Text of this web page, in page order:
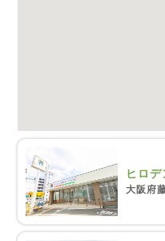
ヒロ
大阪府